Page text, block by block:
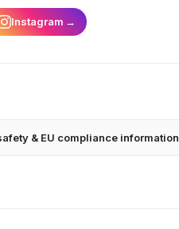
Instagram →
& EU compliance information